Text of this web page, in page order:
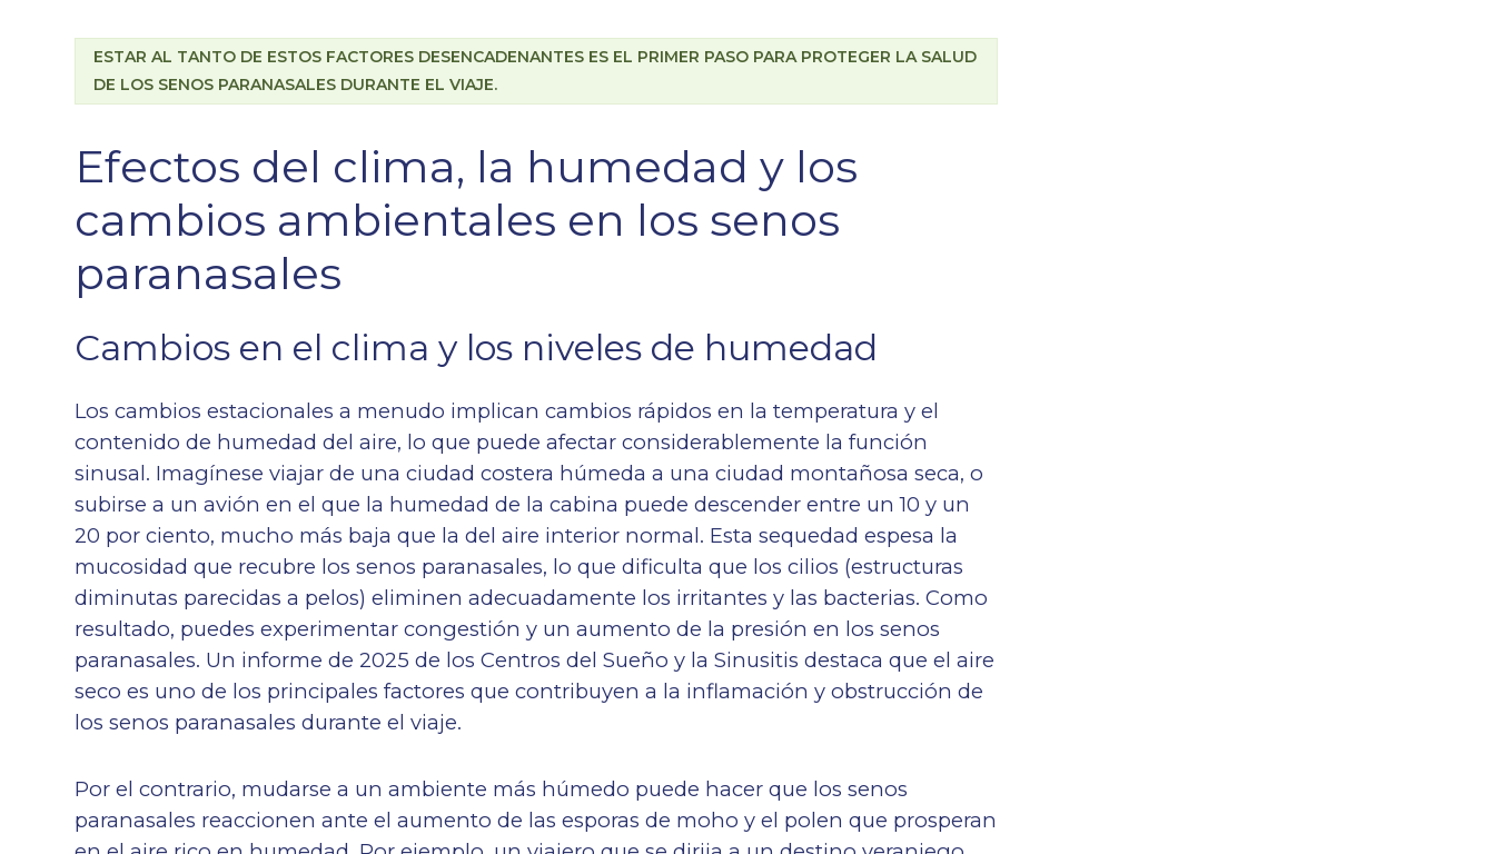
ESTAR AL TANTO DE ESTOS FACTORES DESENCADENANTES ES EL PRIMER PASO PARA PROTEGER LA SALUD
DE LOS SENOS PARANASALES DURANTE EL VIAJE.
Efectos del clima, la humedad y los
cambios ambientales en los senos
paranasales
Cambios en el clima y los niveles de humedad
Los cambios estacionales a menudo implican cambios rápidos en la temperatura y el
contenido de humedad del aire, lo que puede afectar considerablemente la función
sinusal. Imagínese viajar de una ciudad costera húmeda a una ciudad montañosa seca, o
subirse a un avión en el que la humedad de la cabina puede descender entre un 10 y un
20 por ciento, mucho más baja que la del aire interior normal. Esta sequedad espesa la
mucosidad que recubre los senos paranasales, lo que dificulta que los cilios (estructuras
diminutas parecidas a pelos) eliminen adecuadamente los irritantes y las bacterias. Como
resultado, puedes experimentar congestión y un aumento de la presión en los senos
paranasales. Un informe de 2025 de los Centros del Sueño y la Sinusitis destaca que el aire
seco es uno de los principales factores que contribuyen a la inflamación y obstrucción de
los senos paranasales durante el viaje.
Por el contrario, mudarse a un ambiente más húmedo puede hacer que los senos
paranasales reaccionen ante el aumento de las esporas de moho y el polen que prosperan